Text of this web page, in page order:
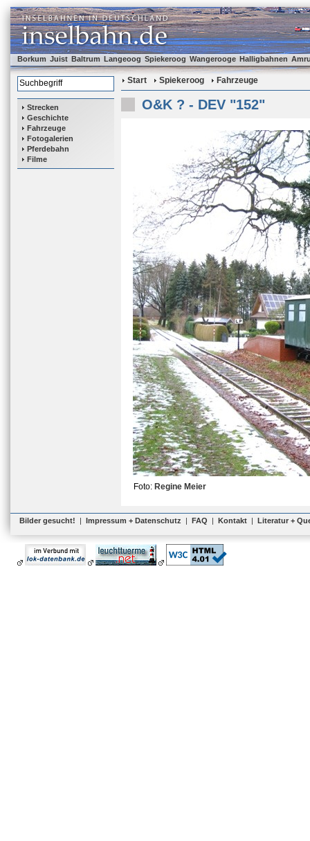
Borkum Juist Baltrum Langeoog Spiekeroog Wangerooge Halligbahnen
Strecken
Geschichte
Fahrzeuge
Fotogalerien
Pferdebahn
Filme
Start Spiekeroog Fahrzeuge
O&K ? - DEV "152"
Foto: Regine Meier
Bilder gesucht! | Impressum + Datenschutz | FAQ | Kontakt | Literatur +